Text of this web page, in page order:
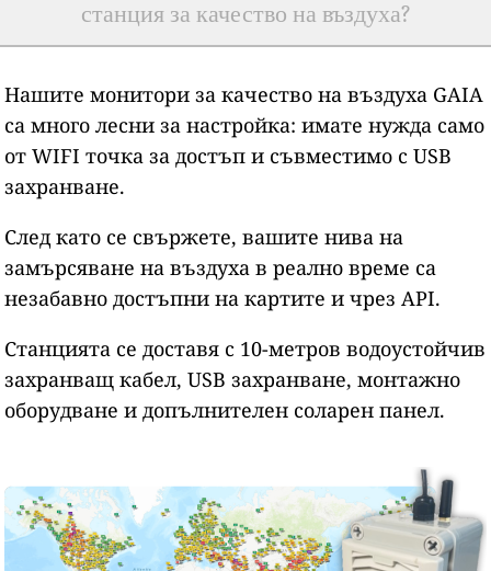
станция за качество на въздуха?
Нашите монитори за качество на въздуха GAIA
са много лесни за настройка: имате нужда само
от WIFI точка за достъп и съвместимо с USB
захранване.
След като се свържете, вашите нива на
замърсяване на въздуха в реално време са
незабавно достъпни на картите и чрез API.
Станцията се доставя с 10-метров водоустойчив
захранващ кабел, USB захранване, монтажно
оборудване и допълнителен соларен панел.